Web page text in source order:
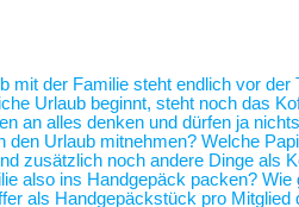
mit der Familie steht endlich vor
Urlaub beginnt, steht noch das
an alles denken und dürfen ja
den Urlaub mitnehmen? Welche
zusätzlich noch andere Dinge als
also ins Handgepäck packen?
als Handgepäckstück pro